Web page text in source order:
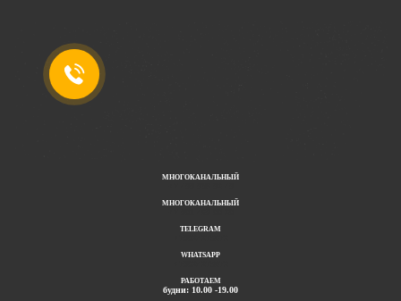
МНОГОКАНАЛЬНЫЙ
МНОГОКАНАЛЬНЫЙ
TELEGRAM
WHATSAPP
РАБОТАЕМ
будни: 10.00 -19.00